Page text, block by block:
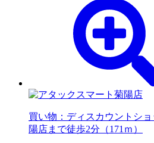
買い物：ディスカウントシ
陽店まで徒歩2分（171ｍ）